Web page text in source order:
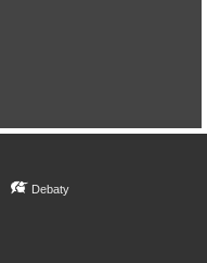
Debaty